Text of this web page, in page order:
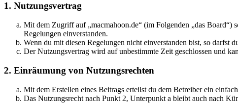
1. Nutzungsvertrag
Mit dem Zugriff auf „macmahoon.de“ (im Folgenden „das Board“)
Regelungen einverstanden.
Wenn du mit diesen Regelungen nicht einverstanden bist, so darfst
Der Nutzungsvertrag wird auf unbestimmte Zeit geschlossen und
2. Einräumung von Nutzungsrechten
Mit dem Erstellen eines Beitrags erteilst du dem Betreiber ein
Das Nutzungsrecht nach Punkt 2, Unterpunkt a bleibt auch nach